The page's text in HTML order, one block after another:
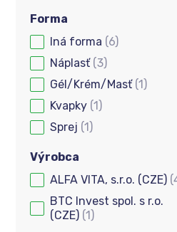
Forma
FormaIná forma (6)
Náplasť (3)
Gél/Krém/Masť (1)
Kvapky (1)
Sprej (1)
Výrobca
Výrobca
ALFA VITA, s.r.o. (CZE)
BTC Invest spol. s r.o.
(CZE) (1)